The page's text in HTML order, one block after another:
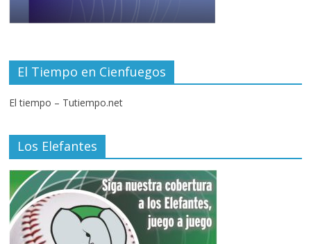
El Tiempo en Cienfuegos
El tiempo – Tutiempo.net
Los Elefantes